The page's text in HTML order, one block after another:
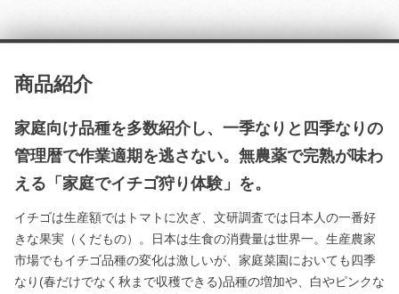
商品紹介
家庭向け品種を多数紹介し、一季なりと四季なりの
管理暦で作業適期を逃さない。無農薬で完熟が味わ
える「家庭でイチゴ狩り体験」を。
イチゴは生産額ではトマトに次ぎ、文研調査では日本人の一番好
きな果実（くだもの）。日本は生食の消費量は世界一。生産農家
市場でもイチゴ品種の変化は激しいが、家庭菜園においても四季
なり(春だけでなく秋まで収穫できる)品種の増加や、白やピンクな